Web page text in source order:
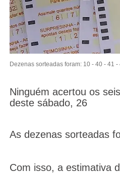
Dezenas sorteadas foram: 10 - 40 - 41 -
Ninguém acertou os
deste sábado, 26
As dezenas sorteadas
Com isso, a estimativa